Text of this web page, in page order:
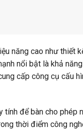
năng cao như thiết
nổi bật là khả
cấp công cụ cấu
để bàn cho phép
thời điểm công